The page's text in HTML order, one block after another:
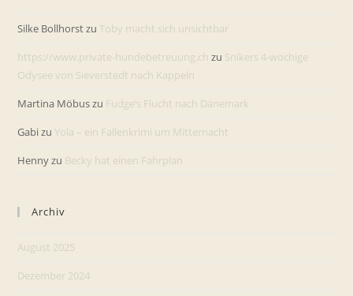
Silke BollhorstzuToby macht sich unsichtbar
https://www.private-hundebetreuung.ch zu Snikers 4-wöchige
Odysee von Sieverstedt nach Kappeln
Martina Möbuszu Fudge’s Flucht nach Dänemark
Gabizu Yola – ein Fallenkrimi um Mitternacht
Hennyzu Becky hat einen Fahrplan
Archiv
August 2025
Dezember 2024